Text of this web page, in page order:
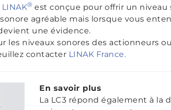
® est conçue pour offrir un niveau
agréable mais lorsque vous
une évidence.
les niveaux sonores des actionneurs
contacter LINAK France.
En savoir plus
La LC3 répond également à la